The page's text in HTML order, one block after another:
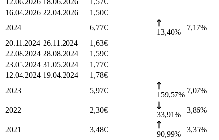
12.06.2026 18.06.2026 1,57€
16.04.2026 22.04.2026 1,50€
2024
6,77€
13,40%
7,17%
20.11.2024 26.11.2024 1,63€
22.08.2024 28.08.2024 1,59€
23.05.2024 31.05.2024 1,77€
12.04.2024 19.04.2024 1,78€
2023
5,97€
159,57%
7,07%
2022 2,30€
33,91%
3,86%
2021 3,48€
90,99%
3,35%